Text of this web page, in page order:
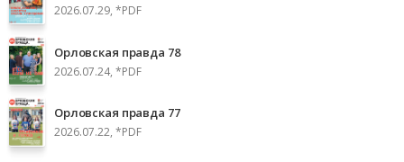
2026.07.29, *PDF
Орловская правда 78
2026.07.24, *PDF
Орловская правда 77
2026.07.22, *PDF